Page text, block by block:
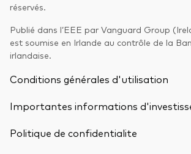
réservés.
Publié dans l’EEE par Vanguard Group
est soumise en Irlande au contrôle de la
irlandaise.
Conditions générales d'utilisation
Importantes informations
Politique de confidentialite